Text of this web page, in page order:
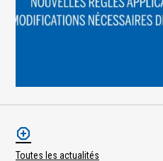
Toutes les actualités